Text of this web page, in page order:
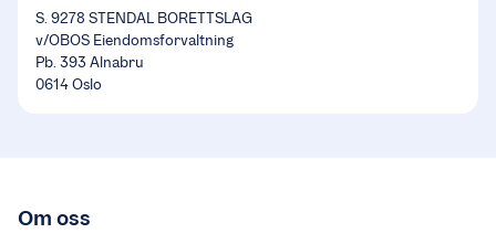
S. 9278 STENDAL BORETTSLAG
v/OBOS Eiendomsforvaltning
Pb. 393 Alnabru
0614 Oslo
Om oss